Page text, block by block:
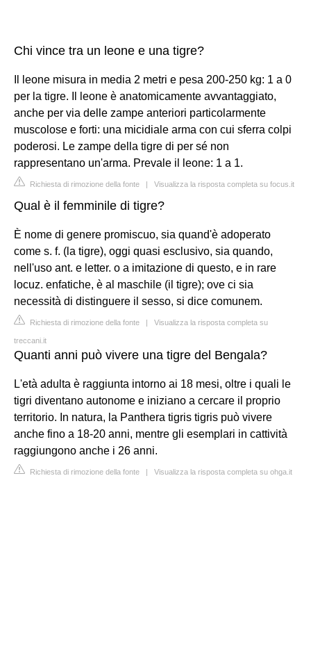
Chi vince tra un leone e una tigre?
Il leone misura in media 2 metri e pesa 200-250 kg: 1 a 0
per la tigre. Il leone è anatomicamente avvantaggiato,
anche per via delle zampe anteriori particolarmente
muscolose e forti: una micidiale arma con cui sferra colpi
poderosi. Le zampe della tigre di per sé non
rappresentano un'arma. Prevale il leone: 1 a 1.
Richiesta di rimozione della fonte | Visualizza la risposta completa su focus.it
Qual è il femminile di tigre?
È nome di genere promiscuo, sia quand'è adoperato
come s. f. (la tigre), oggi quasi esclusivo, sia quando,
nell'uso ant. e letter. o a imitazione di questo, e in rare
locuz. enfatiche, è al maschile (il tigre); ove ci sia
necessità di distinguere il sesso, si dice comunem.
Richiesta di rimozione della fonte | Visualizza la risposta completa su
treccani.it
Quanti anni può vivere una tigre del Bengala?
L'età adulta è raggiunta intorno ai 18 mesi, oltre i quali le
tigri diventano autonome e iniziano a cercare il proprio
territorio. In natura, la Panthera tigris tigris può vivere
anche fino a 18-20 anni, mentre gli esemplari in cattività
raggiungono anche i 26 anni.
Richiesta di rimozione della fonte | Visualizza la risposta completa su ohga.it